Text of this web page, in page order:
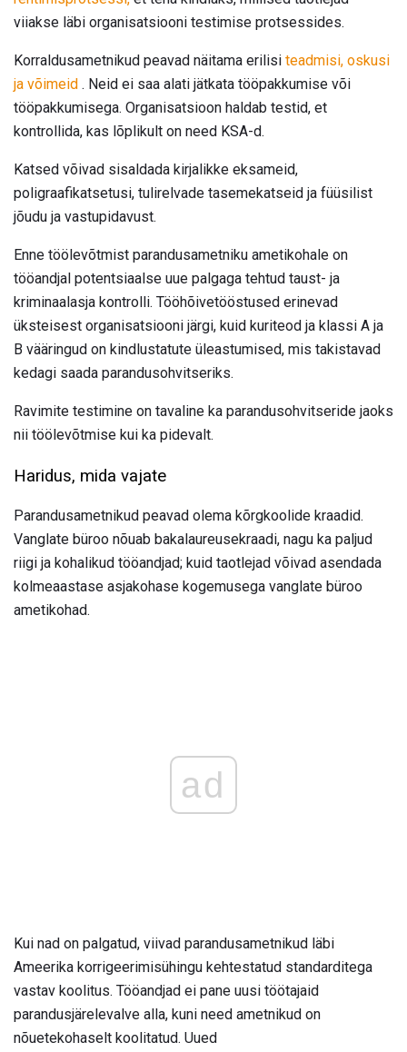
viiakse läbi organisatsiooni testimise protsessides.
Korraldusametnikud peavad näitama erilisi teadmisi, oskusi
ja võimeid . Neid ei saa alati jätkata tööpakkumise või
tööpakkumisega. Organisatsioon haldab testid, et
kontrollida, kas lõplikult on need KSA-d.
Katsed võivad sisaldada kirjalikke eksameid,
poligraafikatsetusi, tulirelvade tasemekatseid ja füüsilist
jõudu ja vastupidavust.
Enne töölevõtmist parandusametniku ametikohale on
tööandjal potentsiaalse uue palgaga tehtud taust- ja
kriminaalasja kontrolli. Tööhõivetööstused erinevad
üksteisest organisatsiooni järgi, kuid kuriteod ja klassi A ja
B vääringud on kindlustatute üleastumised, mis takistavad
kedagi saada parandusohvitseriks.
Ravimite testimine on tavaline ka parandusohvitseride jaoks
nii töölevõtmise kui ka pidevalt.
Haridus, mida vajate
Parandusametnikud peavad olema kõrgkoolide kraadid.
Vanglate büroo nõuab bakalaureusekraadi, nagu ka paljud
riigi ja kohalikud tööandjad; kuid taotlejad võivad asendada
kolmeaastase asjakohase kogemusega vanglate büroo
ametikohad.
ad
Kui nad on palgatud, viivad parandusametnikud läbi
Ameerika korrigeerimisühingu kehtestatud standarditega
vastav koolitus. Tööandjad ei pane uusi töötajaid
parandusjärelevalve alla, kuni need ametnikud on
nõuetekohaselt koolitatud. Uued